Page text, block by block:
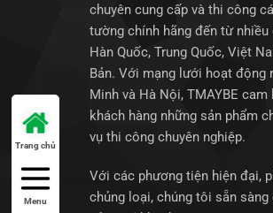
chuyên cung cấp và thi công
tường chính hãng đến từ
Hàn Quốc, Trung Quốc, Việt
Bản. Với mạng lưới hoạt động
Minh và Hà Nội, TMAYBE
khách hàng những sản phẩm
vụ thi công chuyên nghiệp.
Với các phương tiện hiện đại,
chủng loại, chúng tôi sẵn
Trang chủ
Menu